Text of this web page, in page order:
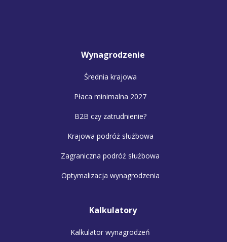
Wynagrodzenie
Średnia krajowa
Płaca minimalna 2027
B2B czy zatrudnienie?
Krajowa podróż służbowa
Zagraniczna podróż służbowa
Optymalizacja wynagrodzenia
Kalkulatory
Kalkulator wynagrodzeń